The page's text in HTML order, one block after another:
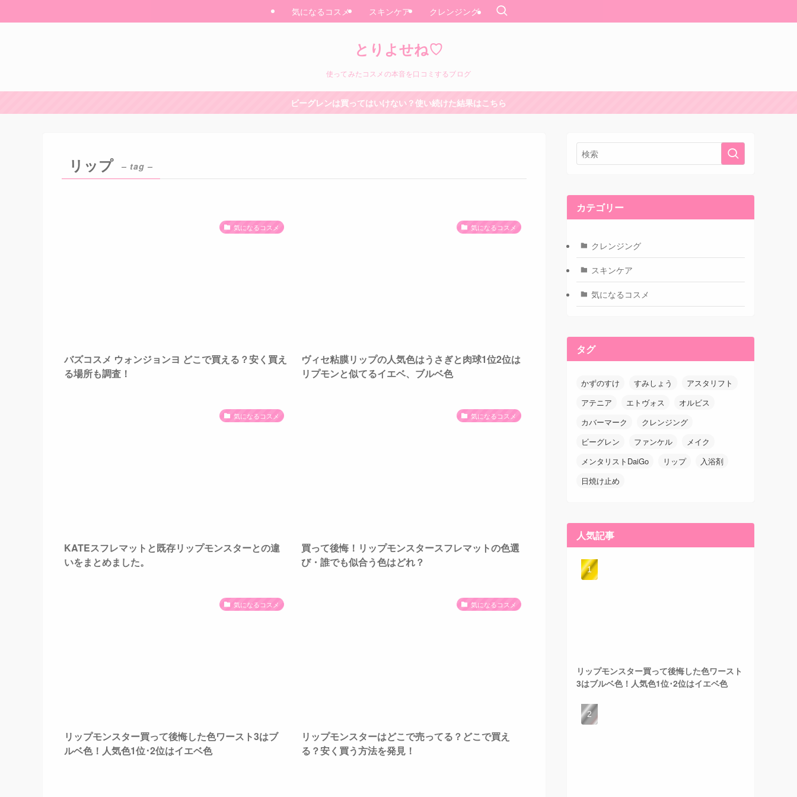
とりよせね♡
使ってみたコスメの本音を口コミするブログ
気になるコスメ スキンケア クレンジング
ビーグレンは買ってはいけない？使い続けた結果はこちら
リップ – tag –
気になるコスメ
バズコスメ ウォンジョンヨ どこで買える？安く買え
る場所も調査！
気になるコスメ
ヴィセ粘膜リップの人気色はうさぎと肉球1位2位は
リプモンと似てるイエベ、ブルベ色
気になるコスメ
KATEスフレマットと既存リップモンスターとの違
いをまとめました。
気になるコスメ
買って後悔！リップモンスタースフレマットの色選
び・誰でも似合う色はどれ？
気になるコスメ
リップモンスター買って後悔した色ワースト3はブ
ルベ色！人気色1位･2位はイエベ色
気になるコスメ
リップモンスターはどこで売ってる？どこで買え
る？安く買う方法を発見！
カテゴリー
クレンジング
スキンケア
気になるコスメ
タグ
かずのすけ すみしょう
アスタリフト
アテニア
エトヴォス
オルビス
カバーマーク
クレンジング
ビーグレン
ファンケル
メイク
メンタリストDaiGo
リップ
入浴剤
日焼け止め
人気記事
リップモンスター買って後悔した色ワースト
3はブルベ色！人気色1位･2位はイエベ色